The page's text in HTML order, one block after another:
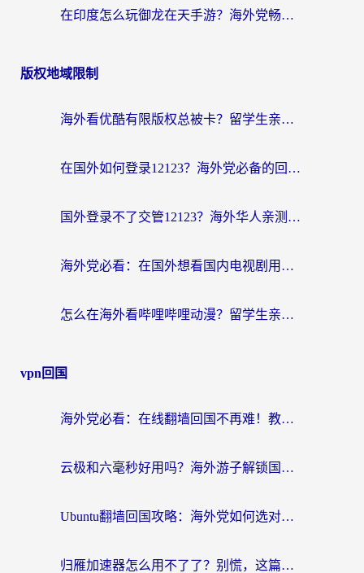
在印度怎么玩御龙在天手游？海外党畅玩国服的终极生存指南
版权地域限制
海外看优酷有限版权总被卡？留学生亲测有效的回国加速器选择指南
在国外如何登录12123？海外党必备的回国加速实用指南
国外登录不了交管12123？海外华人亲测有效的回国加速器选择指南
海外党必看：在国外想看国内电视剧用什么软件？3步解决地域限制
怎么在海外看哔哩哔哩动漫？留学生亲测有效的回国加速方案
vpn回国
海外党必看：在线翻墙回国不再难！教你选对加速器无缝刷国内资源
云极和六毫秒好用吗？海外游子解锁国内资源的真实答案
Ubuntu翻墙回国攻略：海外党如何选对加速器，无缝刷国内剧玩游戏？
归雁加速器怎么用不了了？别慌，这篇指南教你如何丝滑“回家”